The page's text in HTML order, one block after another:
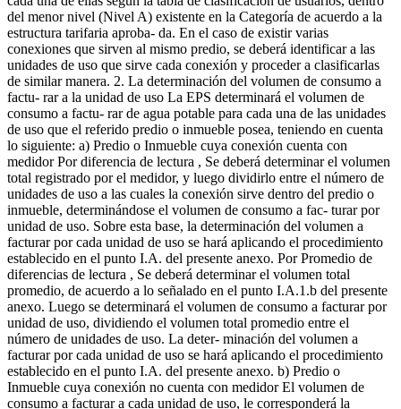
del menor nivel (Nivel A) existente en la Categoría de acuerdo a la
estructura tarifaria aproba- da. En el caso de existir varias
conexiones que sirven al mismo predio, se deberá identificar a las
unidades de uso que sirve cada conexión y proceder a clasificarlas
de similar manera. 2. La determinación del volumen de consumo a
factu- rar a la unidad de uso La EPS determinará el volumen de
consumo a factu- rar de agua potable para cada una de las unidades
de uso que el referido predio o inmueble posea, teniendo en cuenta
lo siguiente: a) Predio o Inmueble cuya conexión cuenta con
medidor Por diferencia de lectura , Se deberá determinar el volumen
total registrado por el medidor, y luego dividirlo entre el número de
unidades de uso a las cuales la conexión sirve dentro del predio o
inmueble, determinándose el volumen de consumo a fac- turar por
unidad de uso. Sobre esta base, la determinación del volumen a
facturar por cada unidad de uso se hará aplicando el procedimiento
establecido en el punto I.A. del presente anexo. Por Promedio de
diferencias de lectura , Se deberá determinar el volumen total
promedio, de acuerdo a lo señalado en el punto I.A.1.b del presente
anexo. Luego se determinará el volumen de consumo a facturar por
unidad de uso, dividiendo el volumen total promedio entre el
número de unidades de uso. La deter- minación del volumen a
facturar por cada unidad de uso se hará aplicando el procedimiento
establecido en el punto I.A. del presente anexo. b) Predio o
Inmueble cuya conexión no cuenta con medidor El volumen de
consumo a facturar a cada unidad de uso, le corresponderá la